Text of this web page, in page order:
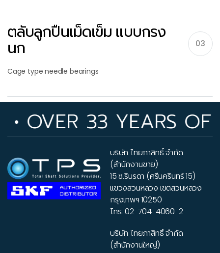
ตลับลูกปืนเม็ดเข็ม แบบกรง
นก 03
Cage type needle bearings
33 YEARS OF
บริษัท ไทยภาสิทธิ์ จำกัด
(สำนักงานขาย)
15 ซ.รินรดา (ศรีนครินทร์ 15)
แขวงสวนหลวง เขตสวนหลวง
กรุงเทพฯ 10250
โทร.02-704-4060-2
บริษัท ไทยภาสิทธิ์ จำกัด
(สำนักงานใหญ่)